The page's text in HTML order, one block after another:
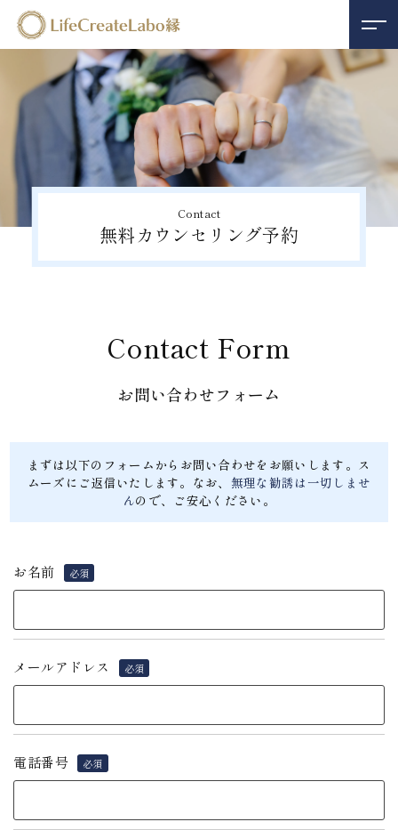
Contact
無料カウンセリング予約
Contact Form
お問い合わせフォーム
まずは以下のフォームからお問い合わせをお願いします。ス
ムーズにご返信いたします。 なお、 無理な勧誘は一切しませ
んので、ご安心ください。
お名前 必須
メールアドレス 必須
電話番号 必須